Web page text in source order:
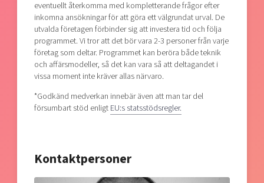
eventuellt återkomma med kompletterande frågor efter
inkomna ansökningar för att göra ett välgrundat urval. De
utvalda företagen förbinder sig att investera tid och följa
programmet. Vi tror att det bör vara 2-3 personer från varje
företag som deltar. Programmet kan beröra både teknik
och affärsmodeller, så det kan vara så att deltagandet i
vissa moment inte kräver allas närvaro.
*Godkänd medverkan innebär även att man tar del
försumbart stöd enligtEU:s statsstödsregler.
Kontaktpersoner